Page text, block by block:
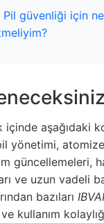
Pil güvenliği için
içinde aşağıdaki
yönetimi,
güncellemeleri,
ve uzun vadeli
bazıları
kullanım